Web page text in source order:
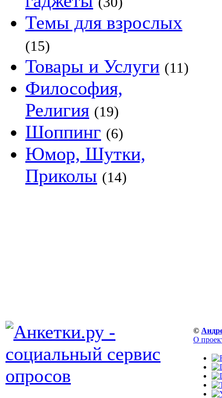
Темы для взрослых
(15)
Товары и Услуги (11)
Философия,
Религия (19)
Шоппинг (6)
Юмор, Шутки,
Приколы (14)
©
О